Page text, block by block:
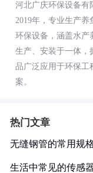
河北广庆环保设备有
2019年，专业生产
环保设备，涵盖水产
生产、安装于一体，
品广泛应用于环保工
案。
热门文章
无缝钢管的常用规
生活中常见的传感